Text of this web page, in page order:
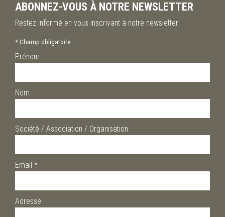
ABONNEZ-VOUS À NOTRE NEWSLETTER
Restez informé en vous inscrivant à notre newsletter
*Champ obligatoire
Prénom
Nom
Société / Association / Organisation
Email *
Adresse